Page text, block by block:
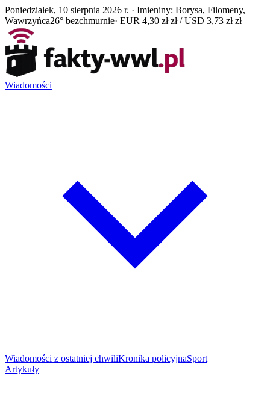
Poniedziałek, 10 sierpnia 2026 r. · Imieniny: Borysa, Filomeny,
Wawrzyńca26° bezchmurnie· EUR 4,30 zł zł / USD 3,73 zł zł
Wiadomości
Wiadomości z ostatniej chwiliKronika policyjnaSport
Artykuły